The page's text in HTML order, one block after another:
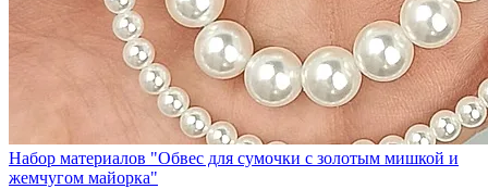
Набор материалов "Обвес для сумочки с золотым мишкой и
жемчугом майорка"